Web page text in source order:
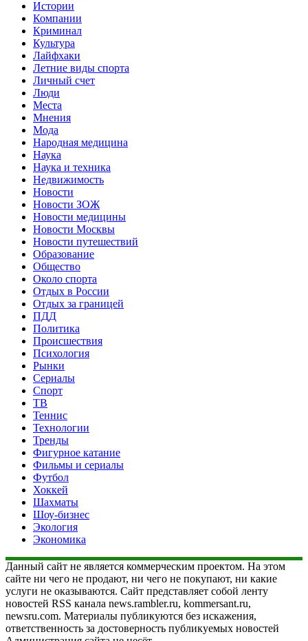
Истории
Компании
Криминал
Культура
Лайфхаки
Летние виды спорта
Личный счет
Люди
Места
Мнения
Мода
Народная медицина
Наука
Наука и техника
Недвижимость
Новости
Новости ЗОЖ
Новости медицины
Новости Москвы
Новости путешествий
Образование
Общество
Около спорта
Отдых в России
Отдых за границей
ПДД
Политика
Происшествия
Психология
Рынки
Сериалы
Спорт
ТВ
Теннис
Технологии
Тренды
Фигурное катание
Фильмы и сериалы
Футбол
Хоккей
Шахматы
Шоу-бизнес
Экология
Экономика
Данный сайт не является коммерческим проектом. На этом
сайте ни чего не продают, ни чего не покупают, ни какие
услуги не оказываются. Сайт представляет собой ленту
новостей RSS канала news.rambler.ru, kommersant.ru,
newsru.com. Материалы публикуются без искажения,
ответственность за достоверность публикуемых новостей